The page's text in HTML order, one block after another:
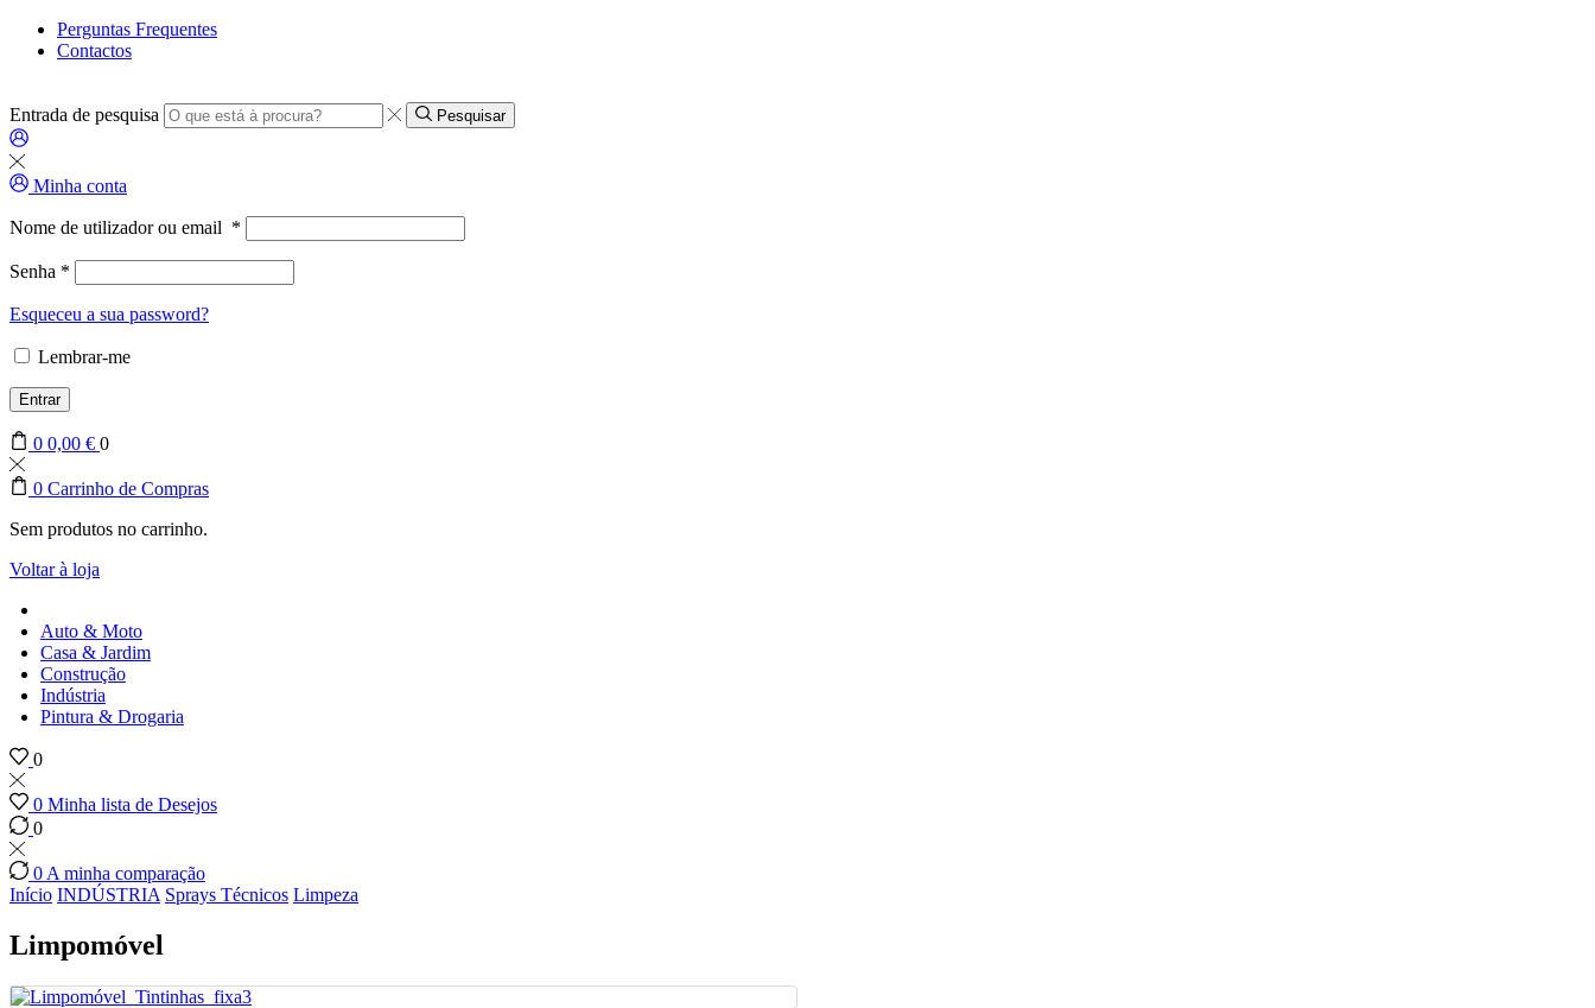
Perguntas Frequentes
Contactos
Entrada de pesquisa Pesquisar
Minha conta
Nome de utilizador ou email *
Senha *
Esqueceu a sua password?
Lembrar-me
Entrar
0 0,00 € 0
0 Carrinho de Compras
Sem produtos no carrinho.
Voltar à loja
Auto & Moto
Casa & Jardim
Construção
Indústria
Pintura & Drogaria
0
0 Minha lista de Desejos
0
0 A minha comparação
Início INDÚSTRIA Sprays Técnicos Limpeza
Limpomóvel